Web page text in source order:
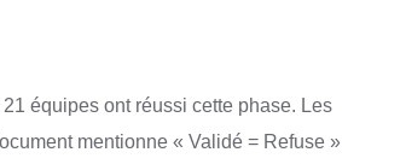
équipes ont réussi cette phase. Les
mentionne « Validé = Refuse »